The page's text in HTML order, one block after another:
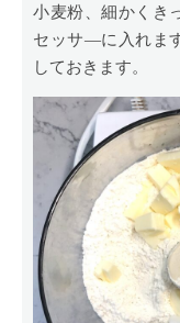
小麦粉、細かくき
セッサ―に入れま
しておきます。